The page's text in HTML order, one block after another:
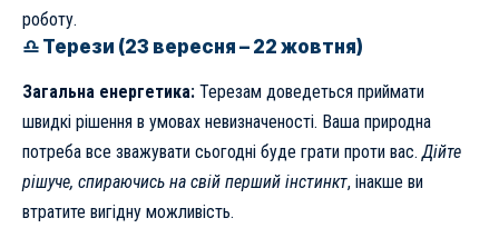
роботу.
♎ Терези (23 вересня – 22 жовтня)
Загальна енергетика: Терезам доведеться приймати
швидкі рішення в умовах невизначеності. Ваша природна
потреба все зважувати сьогодні буде грати проти вас.Дійте
рішуче, спираючись на свій перший інстинкт, інакше ви
втратите вигідну можливість.